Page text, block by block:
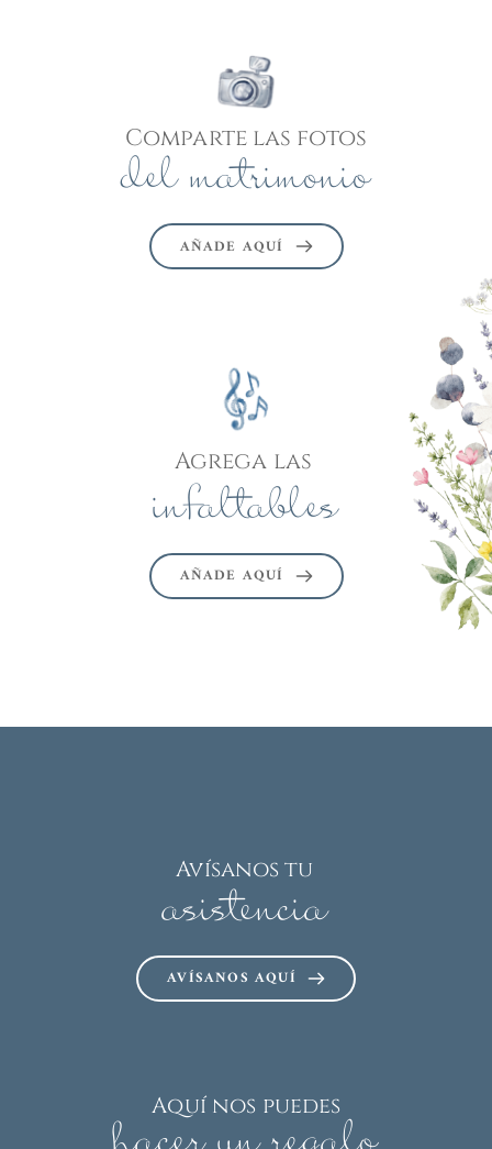
Comparte las fotos
del matrimonio
AÑADE AQUÍ
Agrega las
infaltables
AÑADE AQUÍ
Avísanos tu
asistencia
AVÍSANOS AQUÍ
Aquí nos puedes